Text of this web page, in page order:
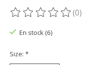
Ce produit est évalué à
(0)
En stock (6)
Size: *